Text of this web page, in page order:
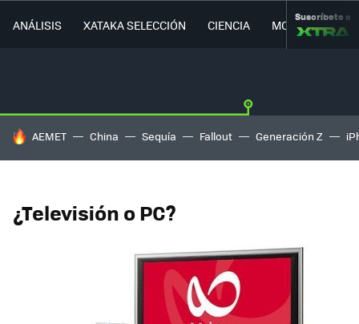
ANÁLISIS XATAKA SELECCIÓN CIENCIA MOVILIDAD
Suscríbete a
HOY SE HABLA DE
AEMET China Sequía Fallout Generación Z
¿Televisión o PC?